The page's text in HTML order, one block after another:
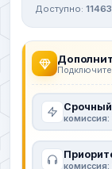
Доступно:
комиссия:
комиссия: